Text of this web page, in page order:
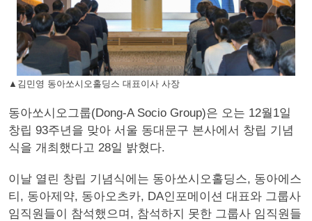
▲김민영 동아쏘시오홀딩스 대표이사 사장
동아쏘시오그룹(Dong-A Socio Group)은 오는 12월1일
창립 93주년을 맞아 서울 동대문구 본사에서 창립 기념
식을 개최했다고 28일 밝혔다.
이날 열린 창립 기념식에는 동아쏘시오홀딩스, 동아에스
티, 동아제약, 동아오츠카, DA인포메이션 대표와 그룹사
임직원들이 참석했으며, 참석하지 못한 그룹사 임직원들